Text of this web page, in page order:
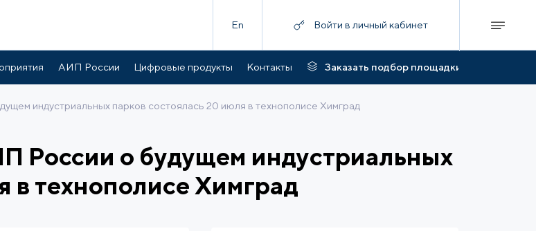
En Войти в личный кабинет
АИП России Цифровые продукты Контакты Заказать подбор площадки
индустриальных парков состоялась 20 июля в технополисе Химград
России о будущем индустриальных
в технополисе Химград